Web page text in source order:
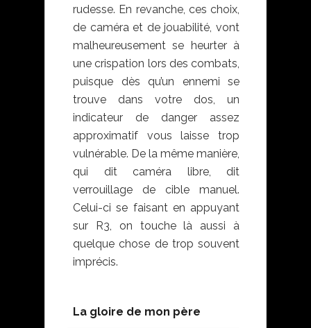
rudesse. En revanche, ces choix,
de caméra et de jouabilité, vont
malheureusement se heurter à
une crispation lors des combats,
puisque dès qu’un ennemi se
trouve dans votre dos, un
indicateur de danger assez
approximatif vous laisse trop
vulnérable. De la même manière,
qui dit caméra libre, dit
verrouillage de cible manuel.
Celui-ci se faisant en appuyant
sur R3, on touche là aussi à
quelque chose de trop souvent
imprécis.
La gloire de mon père